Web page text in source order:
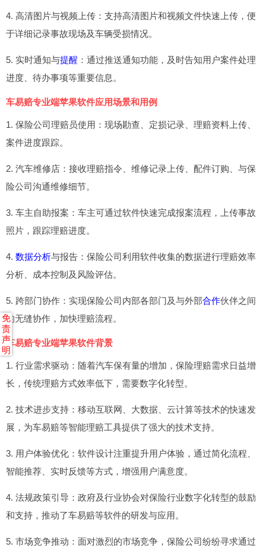
4. 高清图片与视频上传：支持高清图片和视频文件快速上传，便
于详细记录事故现场及车辆受损情况。
5. 实时通知与提醒 ：通过推送通知功能，及时告知用户案件处理
进度、待办事项等重要信息。
车易赔专业端苹果软件应用场景和用例
1. 保险公司理赔员使用：现场勘查、定损记录、理赔资料上传、
案件进度跟踪。
2. 汽车维修店：接收理赔指令、维修记录上传、配件订购、与保
险公司沟通维修细节。
3. 车主自助报案：车主可通过软件快速完成报案流程，上传事故
照片，跟踪理赔进度。
4. 数据分析与报告：保险公司利用软件收集的数据进行理赔效率
分析、成本控制及风险评估。
5. 跨部门协作：实现保险公司内部各部门及与外部合作伙伴之间
的无缝协作，加快理赔流程。
车易赔专业端苹果软件背景
1. 行业需求驱动：随着汽车保有量的增加，保险理赔需求日益增
长，传统理赔方式效率低下，需要数字化转型。
2. 技术进步支持：移动互联网、大数据、云计算等技术的快速发
展，为车易赔等智能理赔工具提供了强大的技术支持。
3. 用户体验优化：软件设计注重提升用户体验，通过简化流程、
智能推荐、实时反馈等方式，增强用户满意度。
4. 法规政策引导：政府及行业协会对保险行业数字化转型的鼓励
和支持，推动了车易赔等软件的研发与应用。
5. 市场竞争推动：面对激烈的市场竞争，保险公司纷纷寻求通过
免
责
声
明